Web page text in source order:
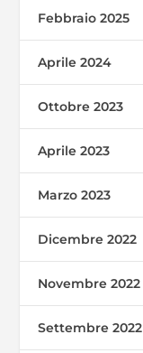
Febbraio 2025
Aprile 2024
Ottobre 2023
Aprile 2023
Marzo 2023
Dicembre 2022
Novembre 2022
Settembre 2022